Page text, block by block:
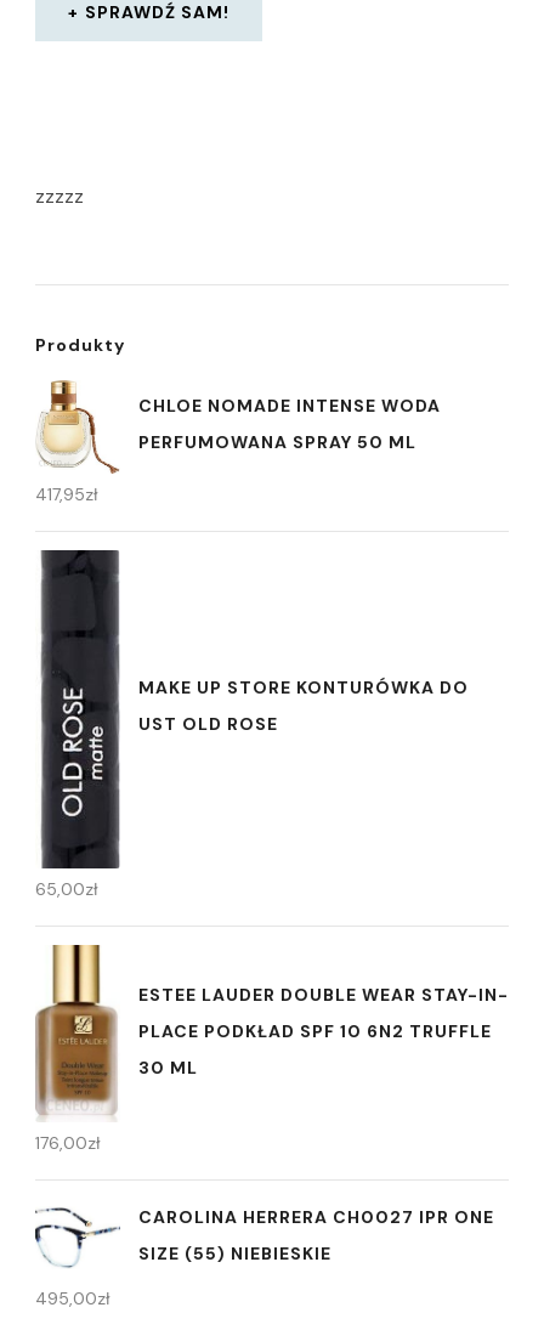
SPRAWDŹ SAM!
zzzzz
Produkty
CHLOE NOMADE INTENSE WODA
PERFUMOWANA SPRAY 50 ML
417,95zł
MAKE UP STORE KONTURÓWKA DO
UST OLD ROSE
65,00zł
ESTEE LAUDER DOUBLE WEAR STAY-IN-
PLACE PODKŁAD SPF 10 6N2 TRUFFLE
30 ML
176,00zł
CAROLINA HERRERA CH0027 IPR ONE
SIZE (55) NIEBIESKIE
495,00zł